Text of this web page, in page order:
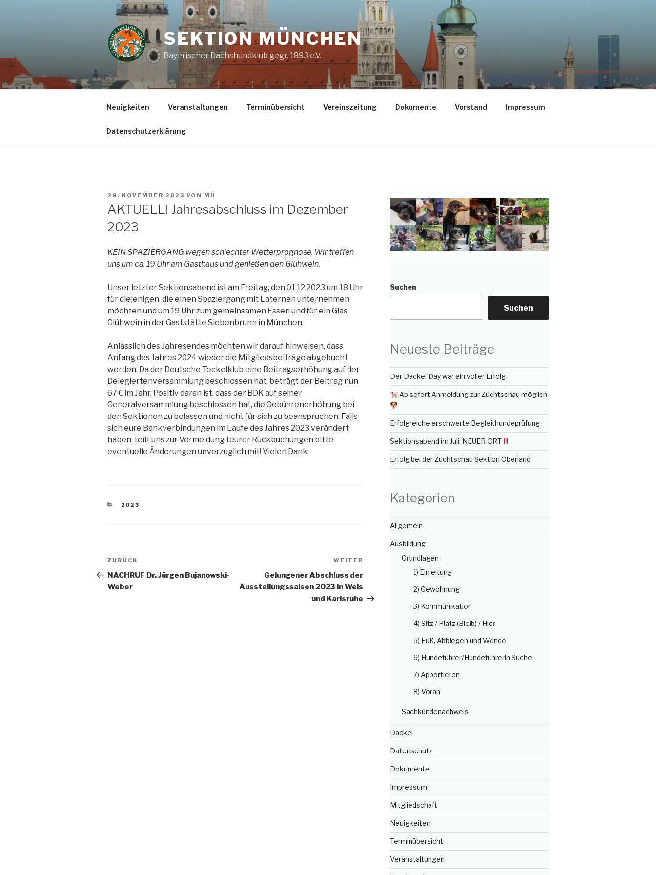
SEKTION MÜNCHEN
Bayerischer Dachshundklub gegr. 1893 e.V.
Neuigkeiten Veranstaltungen Terminübersicht Vereinszeitung Dokumente Vorstand Impressum
Datenschutzerklärung
VERÖFFENTLICHT
28. NOVEMBER 2023 VON MH
AKTUELL! Jahresabschluss im Dezember
2023
KEIN SPAZIERGANG wegen schlechter Wetterprognose. Wir treffen
uns um ca. 19 Uhr am Gasthaus und genießen den Glühwein.
Unser letzter Sektionsabend ist am Freitag, den 01.12.2023 um 18 Uhr
für diejenigen, die einen Spaziergang mit Laternen unternehmen
möchten und um 19 Uhr zum gemeinsamen Essen und für ein Glas
Glühwein in der Gaststätte Siebenbrunn in München.
Anlässlich des Jahresendes möchten wir darauf hinweisen, dass
Anfang des Jahres 2024 wieder die Mitgliedsbeiträge abgebucht
werden. Da der Deutsche Teckelklub eine Beitragserhöhung auf der
Delegiertenversammlung beschlossen hat, beträgt der Beitrag nun
67 € im Jahr. Positiv daran ist, dass der BDK auf seiner
Generalversammlung beschlossen hat, die Gebührenerhöhung bei
den Sektionen zu belassen und nicht für sich zu beanspruchen. Falls
sich eure Bankverbindungen im Laufe des Jahres 2023 verändert
haben, teilt uns zur Vermeidung teurer Rückbuchungen bitte
eventuelle Änderungen unverzüglich mit! Vielen Dank.
KATEGORIEN
2023
Beitragsnavigation
Vorheriger
Beitrag
ZURÜCK
NACHRUF Dr. Jürgen Bujanowski-
Weber
Beitrag
WEITER
Gelungener Abschluss der
Ausstellungssaison 2023 in Wels
und Karlsruhe
Suchen
Suchen
Neueste Beiträge
Der Dackel Day war ein voller Erfolg
Ab sofort Anmeldung zur Zuchtschau möglich
Erfolgreiche erschwerte Begleithundeprüfung
Sektionsabend im Juli: NEUER ORT
Erfolg bei der Zuchtschau Sektion Oberland
Kategorien
Allgemein
Ausbildung
Grundlagen
1) Einleitung
2) Gewöhnung
3) Kommunikation
4) Sitz / Platz (Bleib) / Hier
5) Fuß, Abbiegen und Wende
6) Hundeführer/Hundeführerin Suche
7) Apportieren
8) Voran
Sachkundenachweis
Dackel
Datenschutz
Dokumente
Impressum
Mitgliedschaft
Neuigkeiten
Terminübersicht
Veranstaltungen